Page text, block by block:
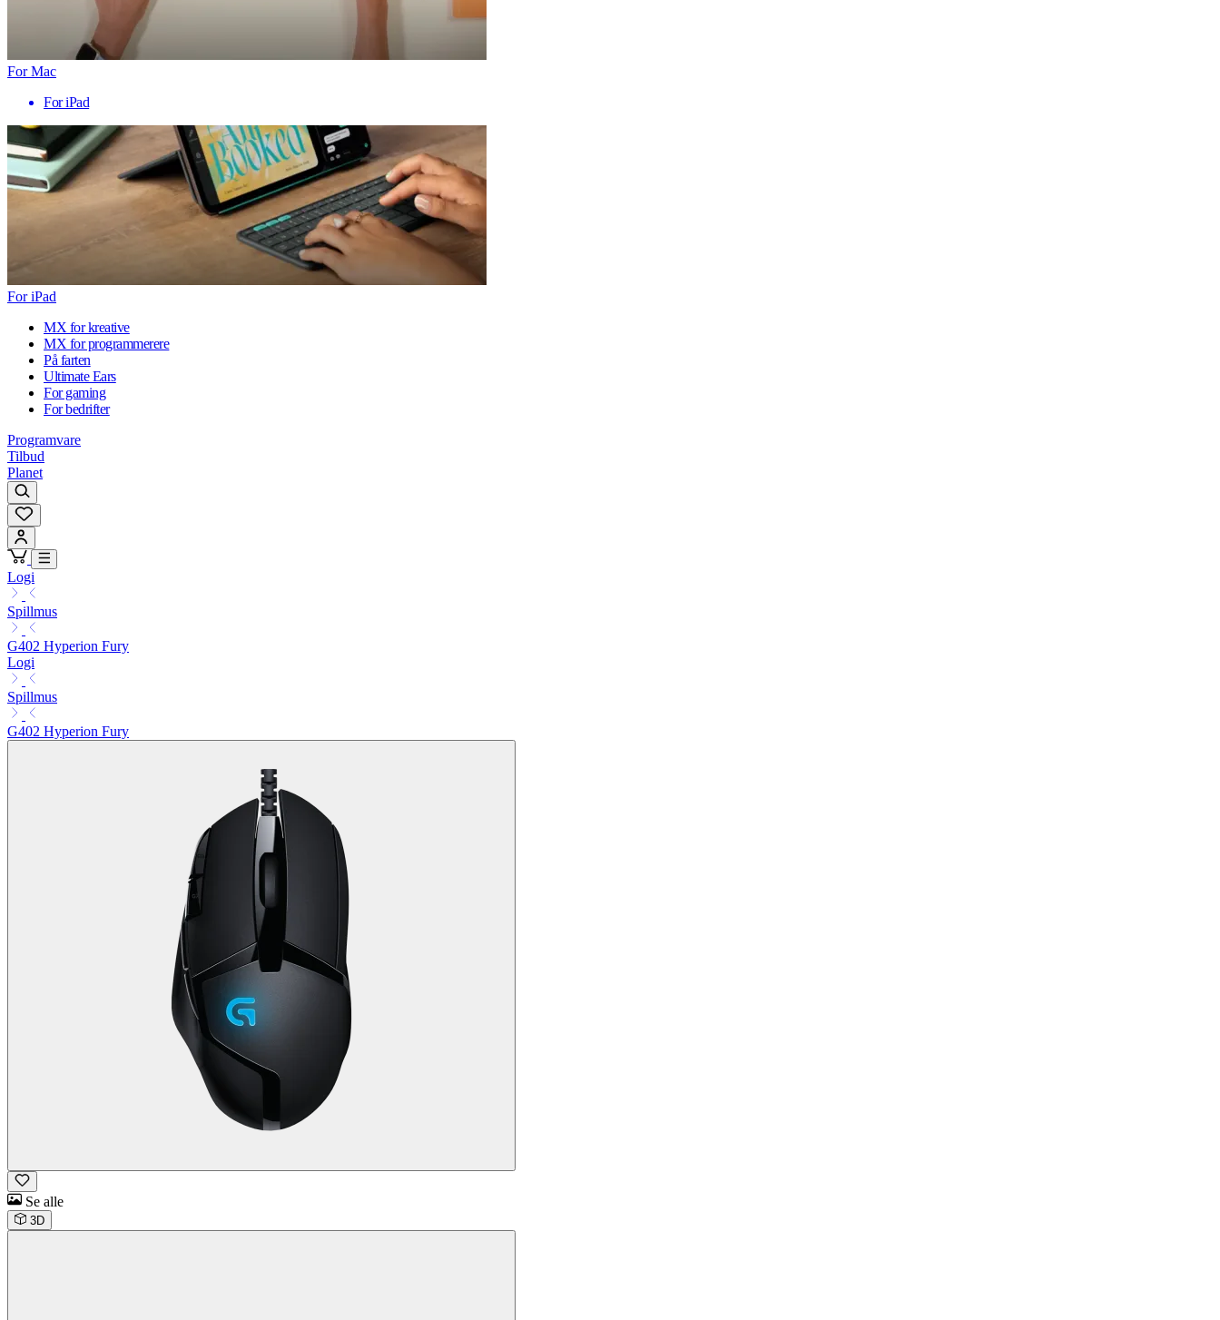
For Mac
For iPad
For iPad
MX for kreative
MX for programmerere
På farten
Ultimate Ears
For gaming
For bedrifter
Programvare
Tilbud
Planet
Logi
Spillmus
G402 Hyperion Fury
Logi
Spillmus
G402 Hyperion Fury
Se alle
3D